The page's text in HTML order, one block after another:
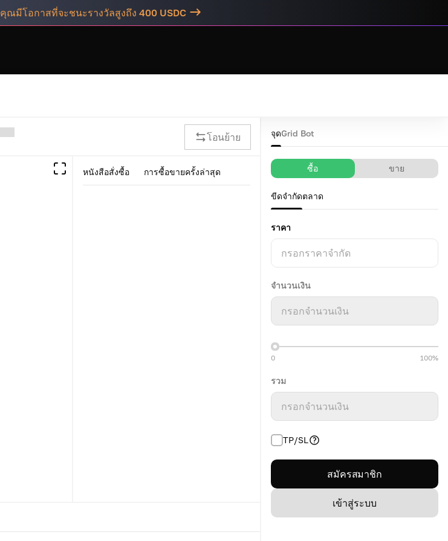
คุณมีโอกาสที่จะชนะรางวัลสูงถึง 400 USDC
โอนย้าย
หนังสือสั่งซื้อ การซื้อขายครั้งล่าสุด
จุดGrid Bot
ซื้อ ขาย
ขีดจำกัดตลาด
ราคา
กรอกราคาจำกัด
จำนวนเงิน
กรอกจำนวนเงิน
0 100%
รวม
กรอกจำนวนเงิน
TP/SL
สมัครสมาชิก
เข้าสู่ระบบ